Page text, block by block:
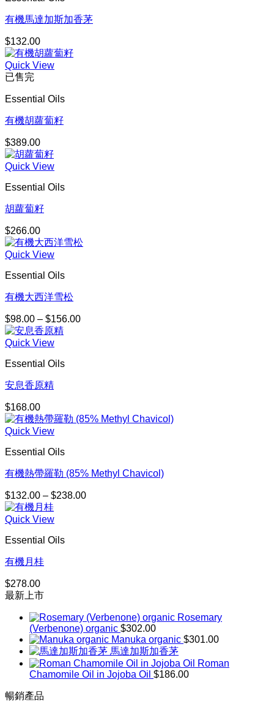
有機馬達加斯加香茅
$132.00
Quick View
已售完
Essential Oils
有機胡蘿蔔籽
$389.00
Quick View
Essential Oils
胡蘿蔔籽
$266.00
Quick View
Essential Oils
有機大西洋雪松
$98.00 – $156.00價
Quick View
Essential Oils
安息香原精
$168.00
Quick View
Essential Oils
有機熱帶羅勒 (85% Methyl Chavicol)
$132.00 – $238.00價
Quick View
Essential Oils
有機月桂
$278.00
最新上市
Rosemary
(Verbenone) organic $302.00
Manuka organic $301.00
馬達加斯加香茅
Roman
Chamomile Oil in Jojoba Oil $186.00
暢銷產品